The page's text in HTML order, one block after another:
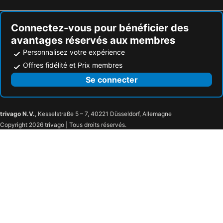
Ouderkerk aan de Amstel, bed and breakfasts
Rijswijk, bed and breakfasts
Delft, bed and breakfasts
Oostflakkee, bed and breakfasts
Connectez-vous pour bénéficier des
avantages réservés aux membres
Personnalisez votre expérience
Offres fidélité et Prix membres
Se connecter
trivago N.V., Kesselstraße 5 – 7, 40221 Düsseldorf, Allemagne
Copyright 2026 trivago | Tous droits réservés.